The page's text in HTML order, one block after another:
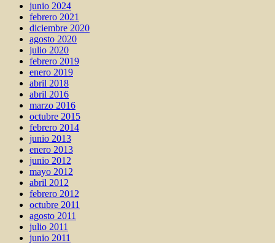
junio 2024
febrero 2021
diciembre 2020
agosto 2020
julio 2020
febrero 2019
enero 2019
abril 2018
abril 2016
marzo 2016
octubre 2015
febrero 2014
junio 2013
enero 2013
junio 2012
mayo 2012
abril 2012
febrero 2012
octubre 2011
agosto 2011
julio 2011
junio 2011